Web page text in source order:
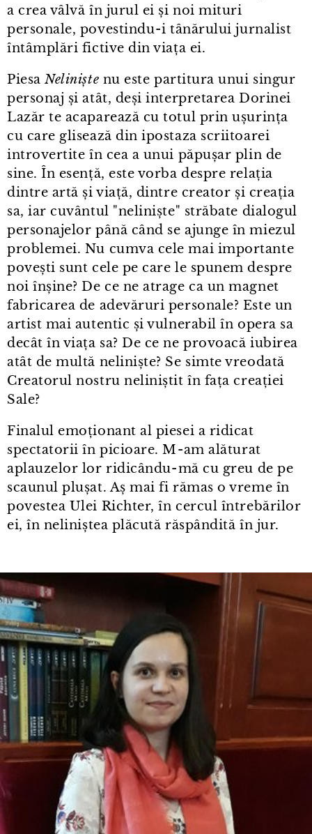
a crea vâlvă în jurul ei și noi mituri
personale, povestindu⁠-⁠i tânărului jurnalist
întâmplări fictive din viața ei.
PiesaNeliniște nu este partitura unui singur
personaj și atât, deși interpretarea Dorinei
Lazăr te acaparează cu totul prin ușurința
cu care glisează din ipostaza scriitoarei
introvertite în cea a unui păpușar plin de
sine. În esență, este vorba despre relația
dintre artă și viață, dintre creator și creația
sa, iar cuvântul "neliniște" străbate dialogul
personajelor până când se ajunge în miezul
problemei. Nu cumva cele mai importante
povești sunt cele pe care le spunem despre
noi înșine? De ce ne atrage ca un magnet
fabricarea de adevăruri personale? Este un
artist mai autentic și vulnerabil în opera sa
decât în viața sa? De ce ne provoacă iubirea
atât de multă neliniște? Se simte vreodată
Creatorul nostru neliniștit în fața creației
Sale?
Finalul emoționant al piesei a ridicat
spectatorii în picioare. M⁠-⁠am alăturat
aplauzelor lor ridicându⁠-⁠mă cu greu de pe
scaunul plușat. Aș mai fi rămas o vreme în
povestea Ulei Richter, în cercul întrebărilor
ei, în neliniștea plăcută răspândită în jur.